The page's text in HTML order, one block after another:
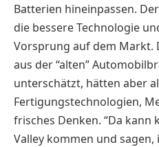
Batterien hineinpassen.
die bessere Technologie
Vorsprung auf dem Markt.
aus der “alten”
unterschätzt, hätten aber
Fertigungstechnologien,
frisches Denken. “Da kann
Valley kommen und